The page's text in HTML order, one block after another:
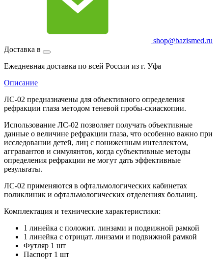
shop@bazismed.ru
Доставка в
Ежедневная доставка по всей России из г. Уфа
Описание
ЛС-02 предназначены для объективного определения
рефракции глаза методом теневой пробы-скиаскопии.
Использование ЛС-02 позволяет получать объективные
данные о величине рефракции глаза, что особенно важно при
исследовании детей, лиц с пониженным интеллектом,
аггравантов и симулянтов, когда субъективные методы
определения рефракции не могут дать эффективные
результаты.
ЛС-02 применяются в офтальмологических кабинетах
поликлиник и офтальмологических отделениях больниц.
Комплектация и технические характеристики:
1 линейка с положит. линзами и подвижной рамкой
1 линейка с отрицат. линзами и подвижной рамкой
Футляр 1 шт
Паспорт 1 шт